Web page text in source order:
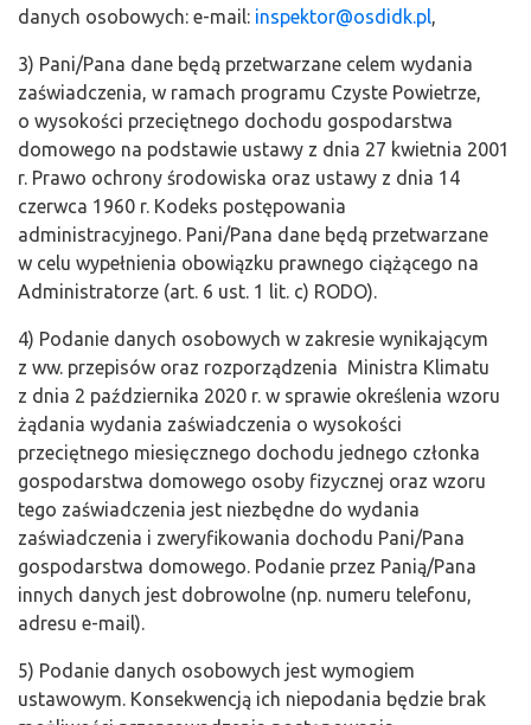
danych osobowych: e-mail: inspektor@osdidk.pl,
3) Pani/Pana dane będą przetwarzane celem wydania
zaświadczenia, w ramach programu Czyste Powietrze,
o wysokości przeciętnego dochodu gospodarstwa
domowego na podstawie ustawy z dnia 27 kwietnia 2001
r. Prawo ochrony środowiska oraz ustawy z dnia 14
czerwca 1960 r. Kodeks postępowania
administracyjnego. Pani/Pana dane będą przetwarzane
w celu wypełnienia obowiązku prawnego ciążącego na
Administratorze (art. 6 ust. 1 lit. c) RODO).
4) Podanie danych osobowych w zakresie wynikającym
z ww. przepisów oraz rozporządzenia Ministra Klimatu
z dnia 2 października 2020 r. w sprawie określenia wzoru
żądania wydania zaświadczenia o wysokości
przeciętnego miesięcznego dochodu jednego członka
gospodarstwa domowego osoby fizycznej oraz wzoru
tego zaświadczenia jest niezbędne do wydania
zaświadczenia i zweryfikowania dochodu Pani/Pana
gospodarstwa domowego. Podanie przez Panią/Pana
innych danych jest dobrowolne (np. numeru telefonu,
adresu e-mail).
5) Podanie danych osobowych jest wymogiem
ustawowym. Konsekwencją ich niepodania będzie brak